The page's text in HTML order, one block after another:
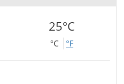
25°C
°C °F